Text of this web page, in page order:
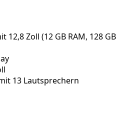
Zoll (12 GB RAM, 128 GB
13 Lautsprechern